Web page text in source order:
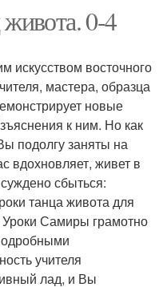
0-4
искусством восточного
мастера, образца
новые
к ним. Но как
подолгу заняты на
вдохновляет, живет в
сбыться:
танца живота для
Самиры грамотно
учителя
лад, и Вы